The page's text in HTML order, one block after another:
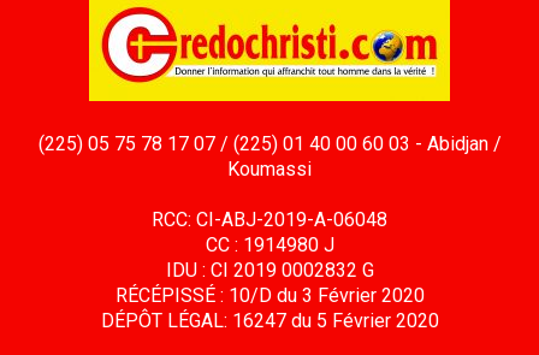
(225) 05 75 78 17 07 / (225) 01 40 00 60 03 - Abidjan /
Koumassi
RCC: CI-ABJ-2019-A-06048
CC : 1914980 J
IDU : CI 2019 0002832 G
RÉCÉPISSÉ : 10/D du 3 Février 2020
DÉPÔT LÉGAL: 16247 du 5 Février 2020